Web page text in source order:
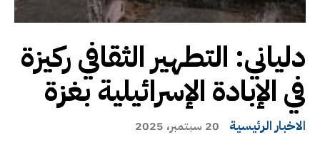
دلياني: التطهير الثقافي ركيزة
في الإبادة الإسرائيلية بغزة
الاخبار الرئيسية 20 سبتمبر، 2025